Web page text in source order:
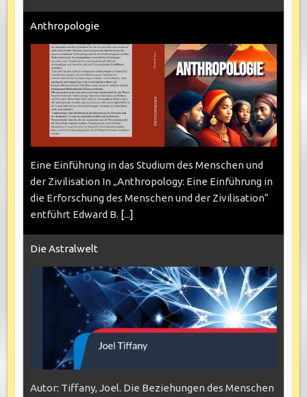
Anthropologie
Eine Einführung in das Studium des Menschen und
der Zivilisation In „Anthropology: Eine Einführung in
die Erforschung des Menschen und der Zivilisation“
entführt Edward B. [...]
Die Astralwelt
Autor: Tiffany, Joel. Die Beziehungen des Menschen